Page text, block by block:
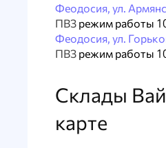
Феодосия, ул.
ПВЗ режим работы
Феодосия, ул.
ПВЗ режим работы
Склады
карте